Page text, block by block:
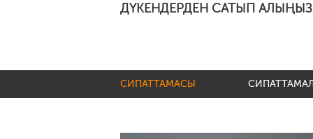
ДҮКЕНДЕРДЕН САТЫП
СИПАТТАМАСЫ